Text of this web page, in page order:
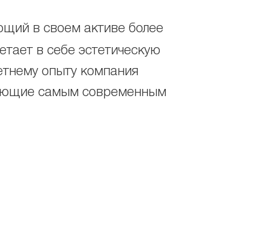
в своем активе более
в себе эстетическую
опыту компания
самым современным